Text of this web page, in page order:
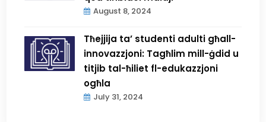
August 8, 2024
Tħejjija ta’ studenti adulti għall-
innovazzjoni: Tagħlim mill-ġdid u
titjib tal-ħiliet fl-edukazzjoni
ogħla
July 31, 2024